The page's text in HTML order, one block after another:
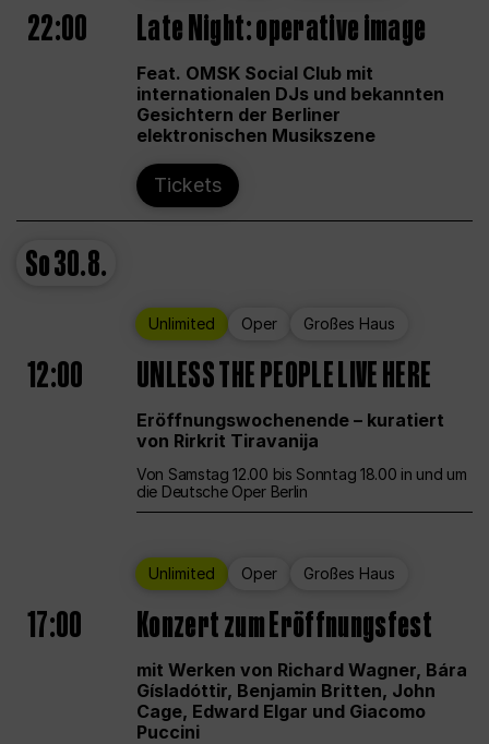
22:00 Late Night: operative image
Feat. OMSK Social Club mit
internationalen DJs und bekannten
Gesichtern der Berliner
elektronischen Musikszene
Tickets
So30.8.
Unlimited Oper Großes Haus
12:00 UNLESS THE PEOPLE LIVE HERE
Eröffnungswochenende – kuratiert
von Rirkrit Tiravanija
Von Samstag 12.00 bis Sonntag 18.00 in und um
die Deutsche Oper Berlin
Unlimited Oper Großes Haus
17:00 Konzert zum Eröffnungsfest
mit Werken von Richard Wagner, Bára
Gísladóttir, Benjamin Britten, John
Cage, Edward Elgar und Giacomo
Puccini